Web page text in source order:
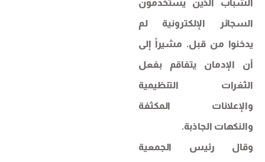
الشباب الذين يستخدمون
السجائر الإلكترونية لم
يدخنوا من قبل. مشيراً إلى
أن الإدمان يتفاقم بفعل
الثغرات التنظيمية
والإعلانات المكثفة
والنكهات الجاذبة.
وقال رئيس الجمعية